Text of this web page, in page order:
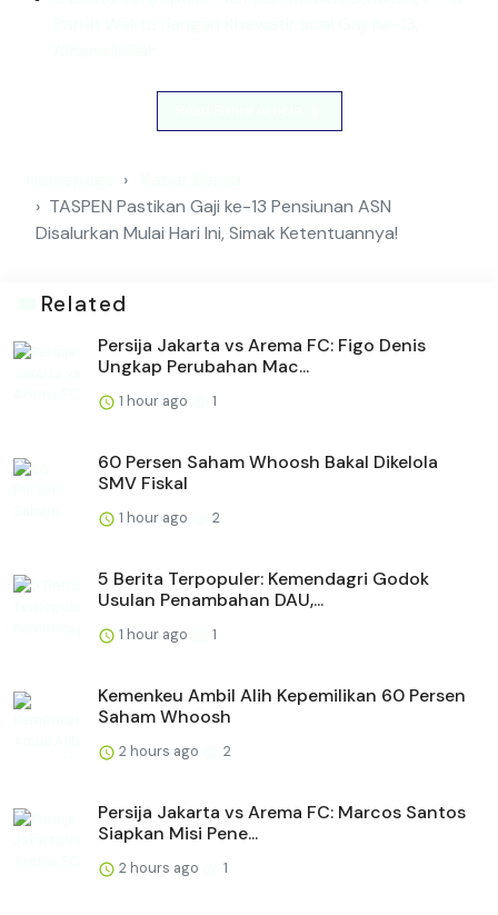
TASPEN Pastikan Gaji ke-13 Pensiunan ASN
Disalurkan Mulai Hari Ini, Simak Ketentuannya!
Related
Persija Jakarta vs Arema FC: Figo Denis
Ungkap Perubahan Mac...
1 hour ago 1
60 Persen Saham Whoosh Bakal Dikelola
SMV Fiskal
1 hour ago 2
5 Berita Terpopuler: Kemendagri Godok
Usulan Penambahan DAU,...
1 hour ago 1
Kemenkeu Ambil Alih Kepemilikan 60 Persen
Saham Whoosh
2 hours ago 2
Persija Jakarta vs Arema FC: Marcos Santos
Siapkan Misi Pene...
2 hours ago 1